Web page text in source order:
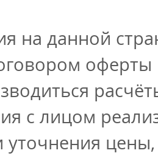
на данной
с лицом
уточнения